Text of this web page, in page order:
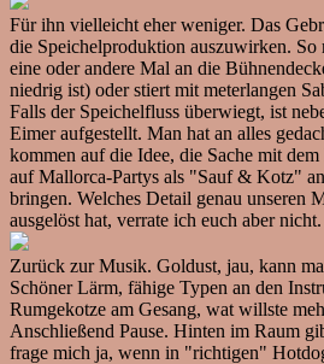
Für ihn vielleicht eher weniger. Das
die Speichelproduktion auszuwirken. So
eine oder andere Mal an die
niedrig ist) oder stiert mit meterlangen
Falls der Speichelfluss überwiegt, ist
Eimer aufgestellt. Man hat an alles
kommen auf die Idee, die Sache mit
auf Mallorca-Partys als "Sauf & Kotz"
bringen. Welches Detail genau unseren
ausgelöst hat, verrate ich euch aber
Zurück zur Musik. Goldust, jau, kann
Schöner Lärm, fähige Typen an den
Rumgekotze am Gesang, wat willste
Anschließend Pause. Hinten im Raum
frage mich ja, wenn in "richtigen"